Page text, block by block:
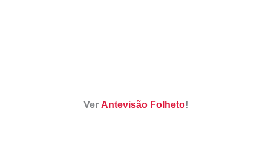
Ver Antevisão Folheto!